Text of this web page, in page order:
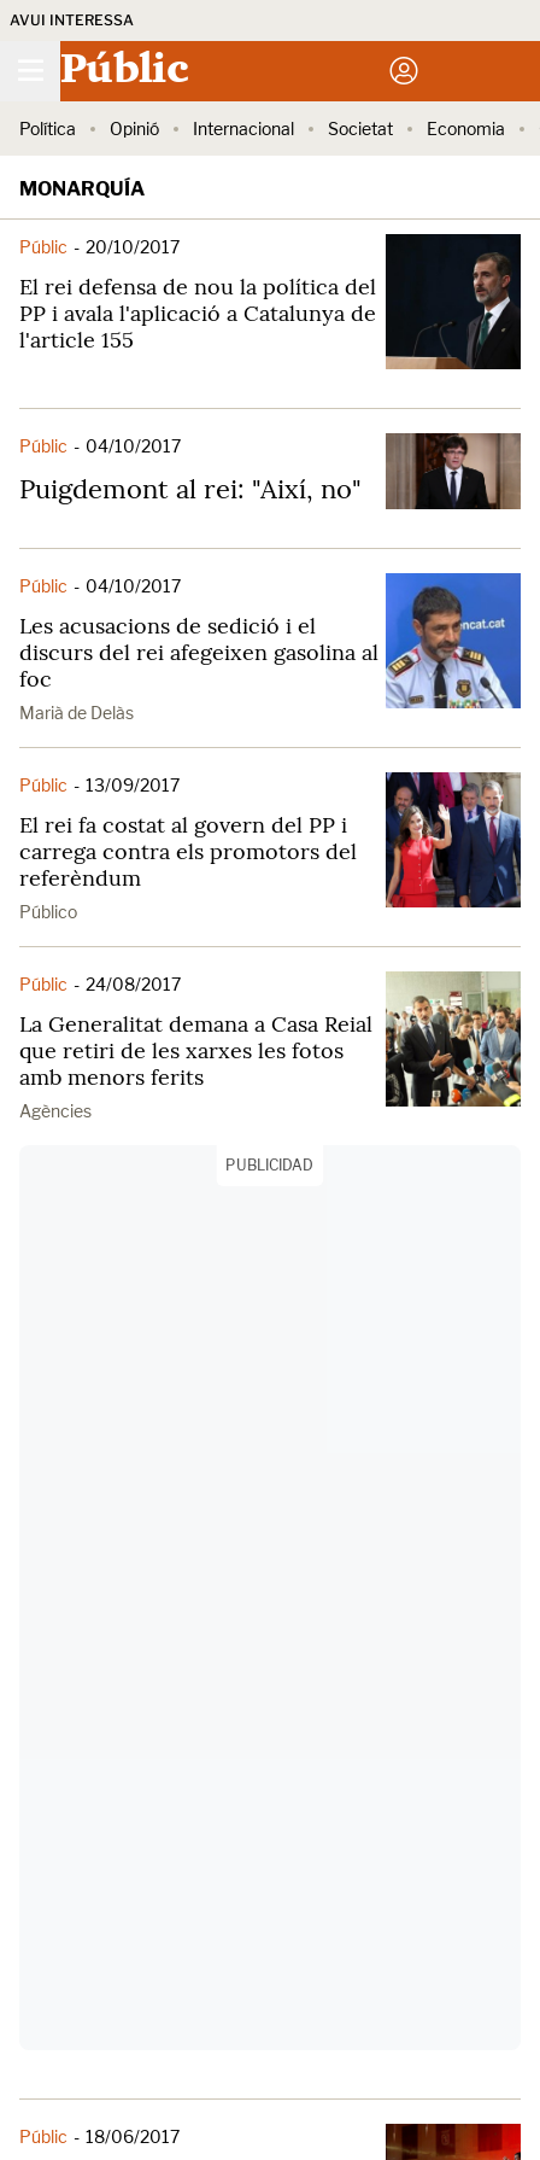
AVUI INTERESSA
Públic
Política Opinió Internacional Societat Economia
MONARQUÍA
Públic - 20/10/2017
El rei defensa de nou la política del
PP i avala l'aplicació a Catalunya de
l'article 155
Públic - 04/10/2017
Puigdemont al rei: "Així, no"
Públic - 04/10/2017
Les acusacions de sedició i el
discurs del rei afegeixen gasolina al
foc
Marià de Delàs
Públic - 13/09/2017
El rei fa costat al govern del PP i
carrega contra els promotors del
referèndum
Público
Públic - 24/08/2017
La Generalitat demana a Casa Reial
que retiri de les xarxes les fotos
amb menors ferits
Agències
PUBLICIDAD
Públic - 18/06/2017